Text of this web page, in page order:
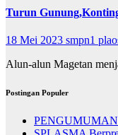
Turun
18 Mei 2023 smpn1
Alun-alun Magetan
Postingan Populer